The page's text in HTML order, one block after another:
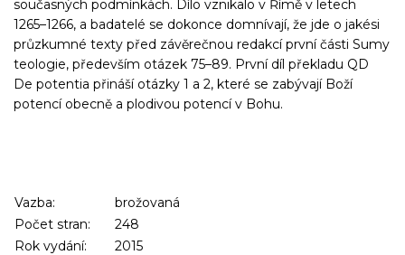
současných podmínkách. Dílo vznikalo v Římě v letech
1265–1266, a badatelé se dokonce domnívají, že jde o jakési
průzkumné texty před závěrečnou redakcí první části Sumy
teologie, především otázek 75–89. První díl překladu QD
De potentia přináší otázky 1 a 2, které se zabývají Boží
potencí obecně a plodivou potencí v Bohu.
Vazba:
brožovaná
Počet stran:
248
Rok vydání:
2015